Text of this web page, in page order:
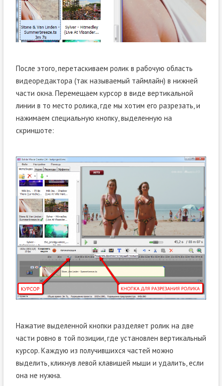
После этого, перетаскиваем ролик в рабочую область
видеоредактора (так называемый таймлайн) в нижней
части окна. Перемещаем курсор в виде вертикальной
линии в то место ролика, где мы хотим его разрезать, и
нажимаем специальную кнопку, выделенную на
скриншоте:
Нажатие выделенной кнопки разделяет ролик на две
части ровно в той позиции, где установлен вертикальный
курсор. Каждую из получившихся частей можно
выделить, кликнув левой клавишей мыши и удалить, если
она не нужна.